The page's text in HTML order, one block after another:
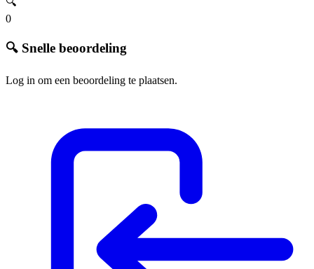
0
🔍 Snelle beoordeling
Log in om een beoordeling te plaatsen.